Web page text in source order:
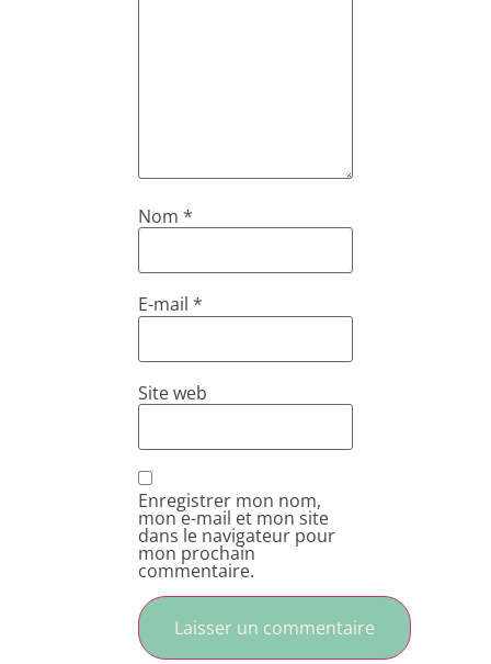
Nom *
E-mail *
Site web
Enregistrer mon nom,
mon e-mail et mon site
dans le navigateur pour
mon prochain
commentaire.